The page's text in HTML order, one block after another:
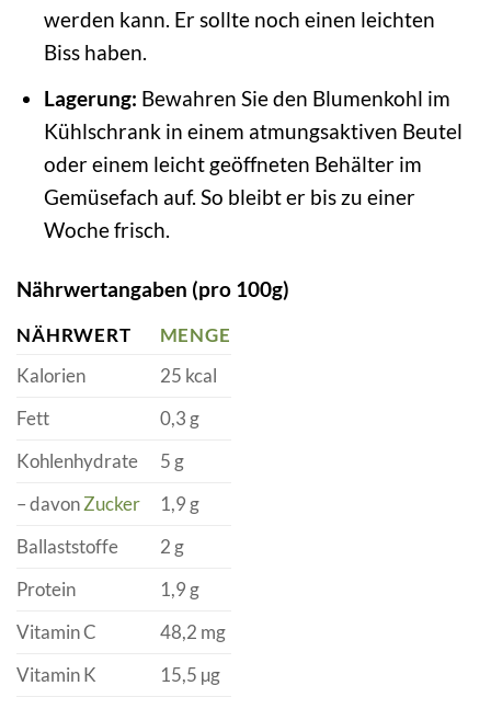
werden kann. Er sollte noch einen leichten
Biss haben.
Lagerung: Bewahren Sie den Blumenkohl im
Kühlschrank in einem atmungsaktiven Beutel
oder einem leicht geöffneten Behälter im
Gemüsefach auf. So bleibt er bis zu einer
Woche frisch.
Nährwertangaben (pro 100g)
NÄHRWERT
MENGE
Kalorien
25 kcal
Fett
0,3 g
Kohlenhydrate
5 g
– davonZucker
1,9 g
Ballaststoffe
2 g
Protein
1,9 g
Vitamin C
48,2 mg
Vitamin K
15,5 µg